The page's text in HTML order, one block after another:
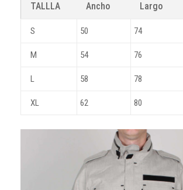
TALLLA Ancho Largo
S 50 74
M 54 76
L 58 78
XL 62 80